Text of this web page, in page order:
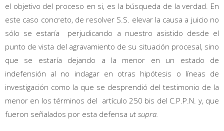
el objetivo del proceso en si, es la búsqueda de la verdad. En
este caso concreto, de resolver S.S. elevar la causa a juicio no
sólo se estaría perjudicando a nuestro asistido desde el
punto de vista del agravamiento de su situación procesal, sino
que se estaría dejando a la menor en un estado de
indefensión al no indagar en otras hipótesis o líneas de
investigación como la que se desprendió del testimonio de la
menor en los términos del artículo 250 bis del C.P.P.N. y, que
fueron señalados por esta defensa ut supra.